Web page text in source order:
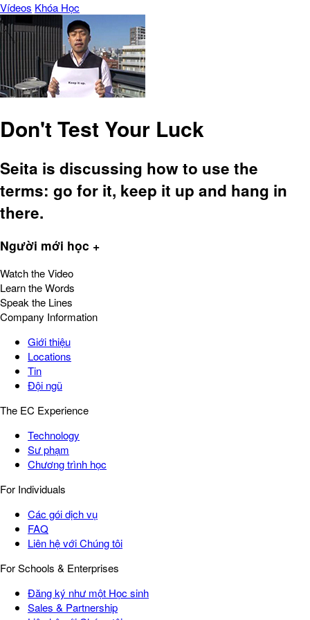
Vídeos Khóa Học
Don't Test Your Luck
Seita is discussing how to use the
terms: go for it, keep it up and hang in
there.
Người mới học +
Watch the Video
Learn the Words
Speak the Lines
Company Information
Giới thiệu
Locations
Tin
Đội ngũ
The EC Experience
Technology
Sư phạm
Chương trình học
For Individuals
Các gói dịch vụ
FAQ
Liên hệ với Chúng tôi
For Schools & Enterprises
Đăng ký như một Học sinh
Sales & Partnership